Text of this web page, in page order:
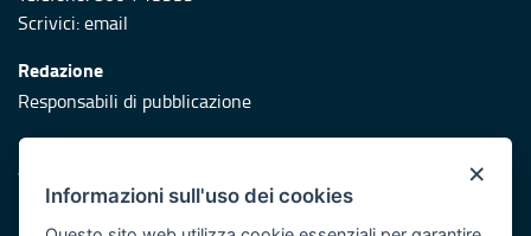
Scrivici:email
Redazione
Responsabili di pubblicazione
Protezione civile
Vai al sito di Protezione Civile Puglia
Iniziativa finanziata con risorse del POR Puglia 2014/2020 -
×
Informazioni sull'uso dei cookies